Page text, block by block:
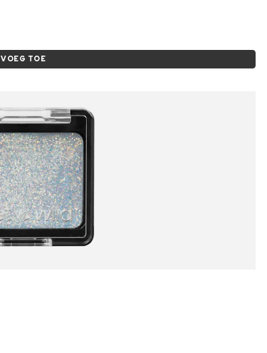
VOEG TOE